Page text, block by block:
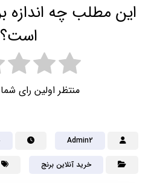
این مطلب چه اندازه
است؟
منتظر اولین رای
Admin2
خرید آنلاین برنج